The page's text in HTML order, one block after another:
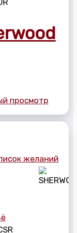
просмотр
желаний